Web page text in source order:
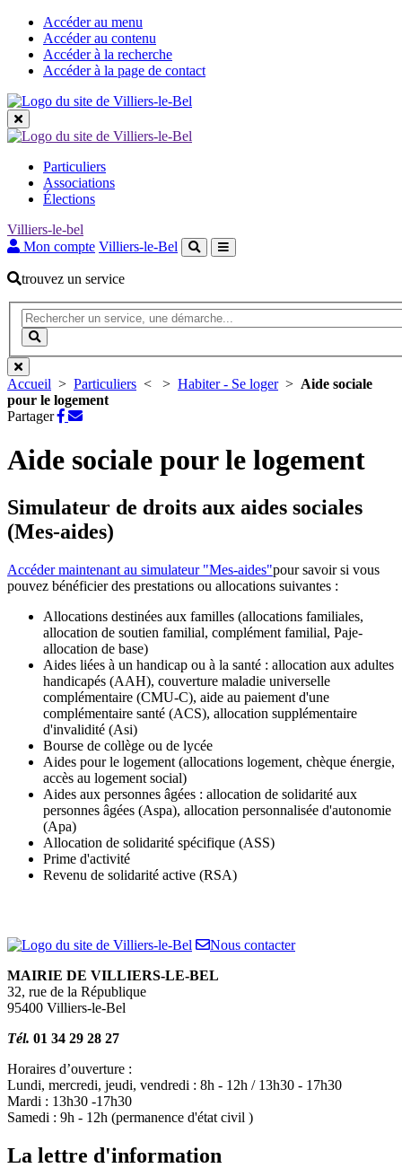
Accéder au menu
Accéder au contenu
Accéder à la recherche
Accéder à la page de contact
grandes
rubriques
Particuliers
Associations
Élections
Villiers-le-bel
Mon compte Villiers-le-Bel
trouvez un service
Recherche
(Mot(s)
clés
de
minimum
3
caractères)
la
Accueil > Particuliers < > Habiter - Se loger > Aide sociale
pour le logement
Partager
Partager
Facebook
Partager
mail
Aide sociale pour le logement
Simulateur de droits aux aides sociales
(Mes-aides)
Accéder maintenant au simulateur "Mes-aides"pour savoir si vous
pouvez bénéficier des prestations ou allocations suivantes :
Allocations destinées aux familles (allocations familiales,
allocation de soutien familial, complément familial, Paje-
allocation de base)
Aides liées à un handicap ou à la santé : allocation aux adultes
handicapés (AAH), couverture maladie universelle
complémentaire (CMU-C), aide au paiement d'une
complémentaire santé (ACS), allocation supplémentaire
d'invalidité (Asi)
Bourse de collège ou de lycée
Aides pour le logement (allocations logement, chèque énergie,
accès au logement social)
Aides aux personnes âgées : allocation de solidarité aux
personnes âgées (Aspa), allocation personnalisée d'autonomie
(Apa)
Allocation de solidarité spécifique (ASS)
Prime d'activité
Revenu de solidarité active (RSA)
Nous contacter
MAIRIE DE VILLIERS-LE-BEL
32, rue de la République
95400 Villiers-le-Bel
Tél. 01 34 29 28 27
Horaires d’ouverture :
Lundi, mercredi, jeudi, vendredi : 8h - 12h / 13h30 - 17h30
Mardi : 13h30 -17h30
Samedi : 9h - 12h (permanence d'état civil )
La lettre d'information